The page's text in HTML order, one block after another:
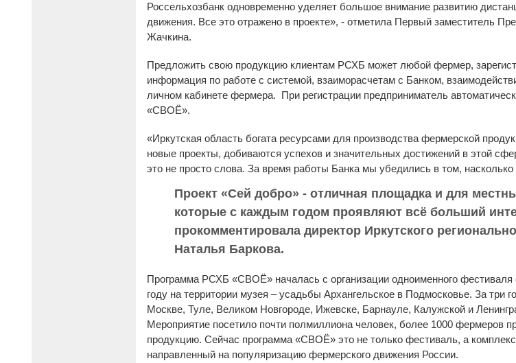
Россельхозбанк одновременно уделяет большое внимание развитию
движения. Все это отражено в проекте», - отметила Первый заместитель
Жачкина.
Предложить свою продукцию клиентам РСХБ может любой фермер,
информация по работе с системой, взаиморасчетам с Банком,
личном кабинете фермера. При регистрации предприниматель
«СВОЁ».
«Иркутская область богата ресурсами для производства фермерской
новые проекты, добиваются успехов и значительных достижений в этой
это не просто слова. За время работы Банка мы убедились в том,
Проект «Сей добро» - отличная площадка и для
которые с каждым годом проявляют всё больший
прокомментировала директор Иркутского
Наталья Баркова.
Программа РСХБ «СВОЁ» началась с организации одноименного
году на территории музея – усадьбы Архангельское в Подмосковье. За три
Москве, Туле, Великом Новгороде, Ижевске, Барнауле, Калужской и
Мероприятие посетило почти полмиллиона человек, более 1000 фермеров
продукцию. Сейчас программа «СВОЁ» это не только фестиваль, а
направленный на популяризацию фермерского движения России.